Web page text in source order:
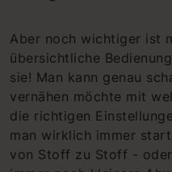
Aber noch wichtiger ist
übersichtliche
sie! Man kann genau
vernähen möchte mit
die richtigen
man wirklich immer
von Stoff zu Stoff -